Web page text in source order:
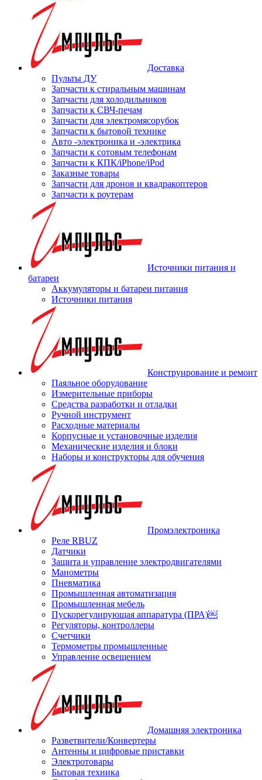
Доставка
Пульты ДУ
Запчасти к стиральным машинам
Запчасти для холодильников
Запчасти к СВЧ-печам
Запчасти для электромясорубок
Запчасти к бытовой технике
Авто -электроника и -электрика
Запчасти к сотовым телефонам
Запчасти к КПК/iPhone/iPod
Заказные товары
Запчасти для дронов и квадракоптеров
Запчасти к роутерам
Источники питания и
батареи
Аккумуляторы и батареи питания
Источники питания
Конструирование и ремонт
Паяльное оборудование
Измерительные приборы
Средства разработки и отладки
Ручной инструмент
Расходные материалы
Корпусные и установочные изделия
Механические изделия и блоки
Наборы и конструкторы для обучения
Промэлектроника
Реле RBUZ
Датчики
Защита и управление электродвигателями
Манометры
Пневматика
Промышленная автоматизация
Промышленная мебель
Пускорегулирующая аппаратура (ПРА)￼
Регуляторы, контроллеры
Счетчики
Термометры промышленные
Управление освещением
Домашняя электроника
Разветвители/Конвертеры
Антенны и цифровые приставки
Электротовары
Бытовая техника